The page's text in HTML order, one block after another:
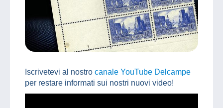
Iscrivetevi al nostro canale YouTube Delcampe
per restare informati sui nostri nuovi video!